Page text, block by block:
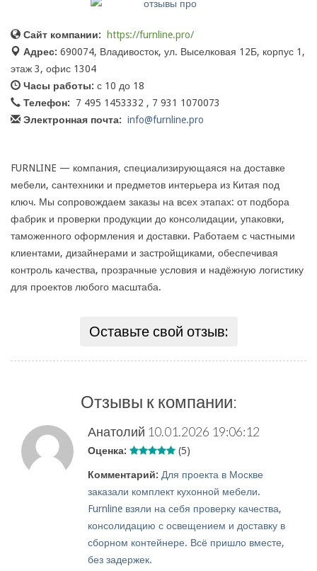
Сайт компании:
https://furnline.pro/
Адрес: 690074, Владивосток, ул. Выселковая 12Б, корпус 1,
этаж 3, офис 1304
Часы работы: с 10 до 18
Телефон:
7 495 1453332 , 7 931 1070073
Электронная почта: info@furnline.pro
FURNLINE — компания, специализирующаяся на доставке
мебели, сантехники и предметов интерьера из Китая под
ключ. Мы сопровождаем заказы на всех этапах: от подбора
фабрик и проверки продукции до консолидации, упаковки,
таможенного оформления и доставки. Работаем с частными
клиентами, дизайнерами и застройщиками, обеспечивая
контроль качества, прозрачные условия и надёжную логистику
для проектов любого масштаба.
Оставьте свой отзыв:
Отзывы к компании:
Анатолий 10.01.2026 19:06:12
Оценка: (5)
Комментарий: Для проекта в Москве
заказали комплект кухонной мебели.
Furnline взяли на себя проверку качества,
консолидацию с освещением и доставку в
сборном контейнере. Всё пришло вместе,
без задержек.